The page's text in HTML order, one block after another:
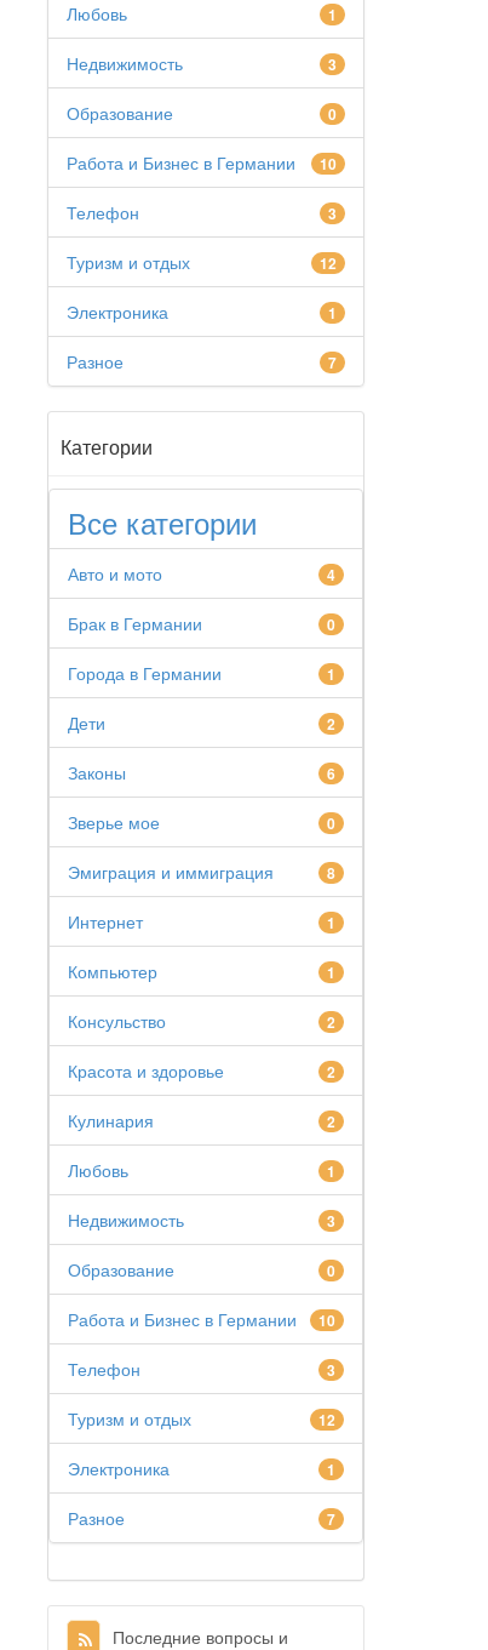
Любовь 1
Недвижимость 3
Образование 0
Работа и Бизнес в Германии 10
Телефон 3
Туризм и отдых 12
Электроника 1
Разное 7
Категории
Все категории
Авто и мото 4
Брак в Германии 0
Города в Германии 1
Дети 2
Законы 6
Зверье мое 0
Эмиграция и иммиграция 8
Интернет 1
Компьютер 1
Консульство 2
Красота и здоровье 2
Кулинария 2
Любовь 1
Недвижимость 3
Образование 0
Работа и Бизнес в Германии 10
Телефон 3
Туризм и отдых 12
Электроника 1
Разное 7
Последние вопросы и